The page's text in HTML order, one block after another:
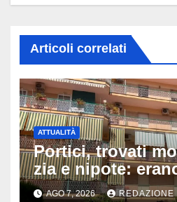
Articoli correlati
ATTUALITÀ
Portici, trovati
zia e nipote:
da giorni, il
AGO 7, 2026 REDAZIONE